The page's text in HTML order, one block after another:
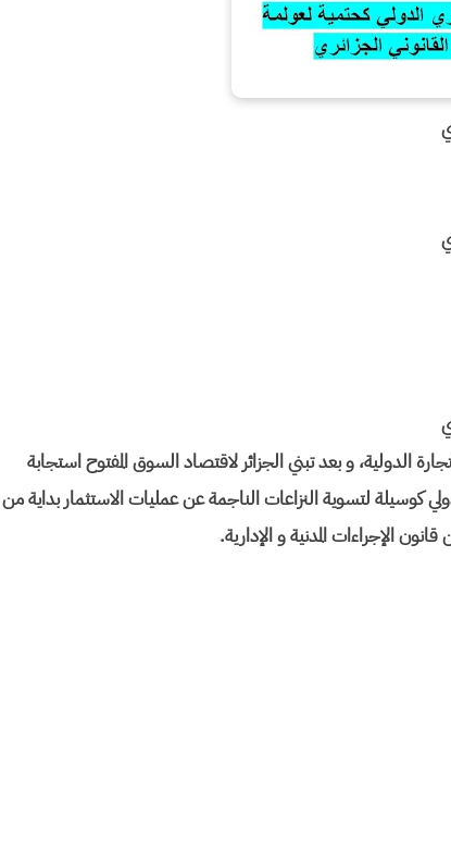
الدولية، و بعد تبني الجزائر لاقتصاد السوق المفتوح استجابة
كوسيلة لتسوية النزاعات الناجمة عن عمليات الاستثمار بداية من